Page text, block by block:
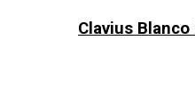
Clavius Blanco